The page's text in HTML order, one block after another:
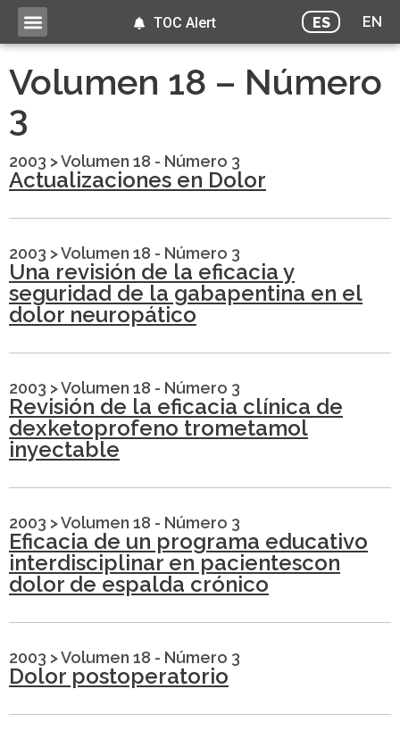
ES EN
TOC Alert
Volumen 18 – Número
3
2003 >Volumen 18 - Número 3
Actualizaciones en Dolor
2003 >Volumen 18 - Número 3
Una revisión de la eficacia y
seguridad de la gabapentina en el
dolor neuropático
2003 >Volumen 18 - Número 3
Revisión de la eficacia clínica de
dexketoprofeno trometamol
inyectable
2003 >Volumen 18 - Número 3
Eficacia de un programa educativo
interdisciplinar en pacientescon
dolor de espalda crónico
2003 >Volumen 18 - Número 3
Dolor postoperatorio